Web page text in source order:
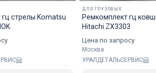
ДЛЯ ГРУЗОВЫХ
Ремкомплект гц
Hitachi ZX3303
Цена по запросу
Москва
УРАЛДЕТАЛЬСЕРВИС